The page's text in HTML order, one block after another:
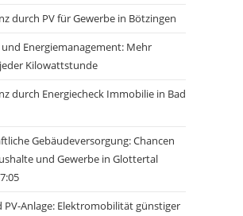
durch PV für Gewerbe in Bötzingen
und Energiemanagement: Mehr
Kilowattstunde
durch Energiecheck Immobilie in Bad
Gebäudeversorgung: Chancen
und Gewerbe in Glottertal
PV-Anlage: Elektromobilität günstiger